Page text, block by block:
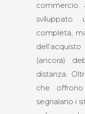
commercio
sviluppato
completa,
(ancora)
distanza.
che
segnalano i